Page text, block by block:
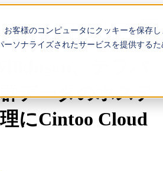
お客様のコンピュータにクッキーを保存
ーソナライズされたサービスを提供する
データのホステ
にCintoo Cloud